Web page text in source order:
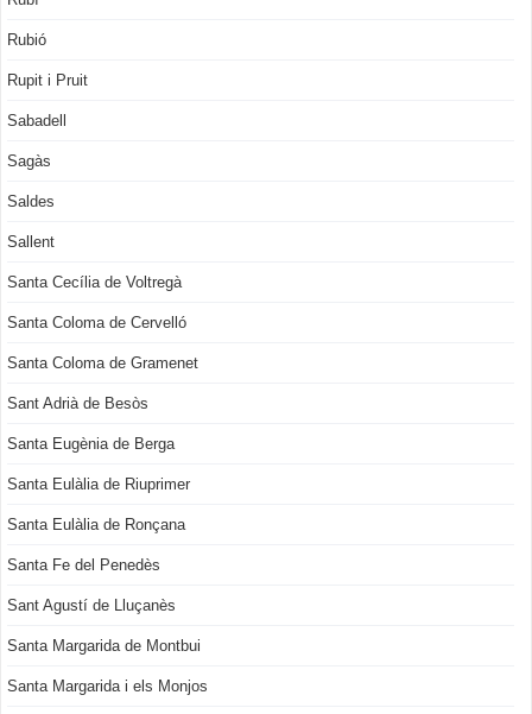
Rubió
Rupit i Pruit
Sabadell
Sagàs
Saldes
Sallent
Santa Cecília de Voltregà
Santa Coloma de Cervelló
Santa Coloma de Gramenet
Sant Adrià de Besòs
Santa Eugènia de Berga
Santa Eulàlia de Riuprimer
Santa Eulàlia de Ronçana
Santa Fe del Penedès
Sant Agustí de Lluçanès
Santa Margarida de Montbui
Santa Margarida i els Monjos